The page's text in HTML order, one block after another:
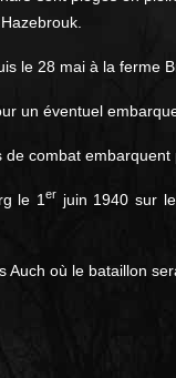
le 28 mai à la ferme
un éventuel
de combat embarquent
le 1 er juin 1940 sur
où le bataillon